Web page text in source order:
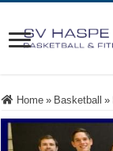
Home » Basketball »